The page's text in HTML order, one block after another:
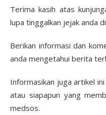
Terima kasih atas
lupa tinggalkan jejak anda
Berikan informasi dan
anda mengetahui berita
Informasikan juga artikel
atau siapapun yang
medsos.